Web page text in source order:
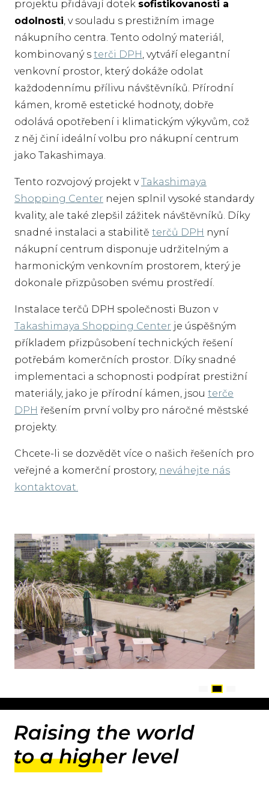
projektu přidávají dotek sofistikovanosti a
odolnosti, v souladu s prestižním image
nákupního centra. Tento odolný materiál,
kombinovaný s terči DPH, vytváří elegantní
venkovní prostor, který dokáže odolat
každodennímu přílivu návštěvníků. Přírodní
kámen, kromě estetické hodnoty, dobře
odolává opotřebení i klimatickým výkyvům, což
z něj činí ideální volbu pro nákupní centrum
jako Takashimaya.
Tento rozvojový projekt vTakashimaya
Shopping Center nejen splnil vysoké standardy
kvality, ale také zlepšil zážitek návštěvníků. Díky
snadné instalaci a stabilitě terčů DPH nyní
nákupní centrum disponuje udržitelným a
harmonickým venkovním prostorem, který je
dokonale přizpůsoben svému prostředí.
Instalace terčů DPH společnosti Buzon v
Takashimaya Shopping Center je úspěšným
příkladem přizpůsobení technických řešení
potřebám komerčních prostor. Díky snadné
implementaci a schopnosti podpírat prestižní
materiály, jako je přírodní kámen, jsou terče
DPH řešením první volby pro náročné městské
projekty.
Chcete-li se dozvědět více o našich řešeních pro
veřejné a komerční prostory, neváhejte nás
kontaktovat.